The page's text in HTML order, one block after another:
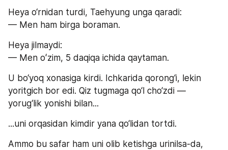
Heya o‘rnidan turdi, Taehyung unga qaradi:
— Men ham birga boraman.
Heya jilmaydi:
— Men oʻzim, 5 daqiqa ichida qaytaman.
U bo‘yoq xonasiga kirdi. Ichkarida qorong‘i, lekin
yoritgich bor edi. Qiz tugmaga qo‘l cho‘zdi —
yorug‘lik yonishi bilan...
...uni orqasidan kimdir yana qo‘lidan tortdi.
Ammo bu safar ham uni olib ketishga urinilsa-da,